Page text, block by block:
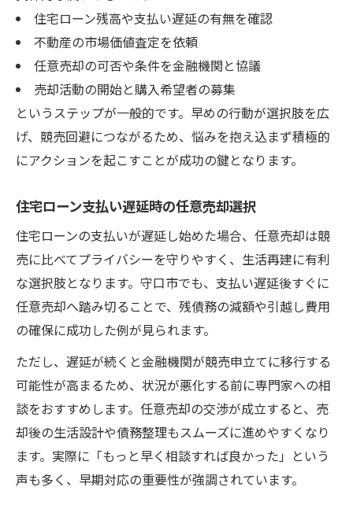
住宅ローン残高や支払い遅延の有無を確認
不動産の市場価値査定を依頼
任意売却の可否や条件を金融機関と協議
売却活動の開始と購入希望者の募集
というステップが一般的です。早めの行動が選択肢を広
げ、競売回避につながるため、悩みを抱え込まず積極的
にアクションを起こすことが成功の鍵となります。
住宅ローン支払い遅延時の任意売却選択
住宅ローンの支払いが遅延し始めた場合、任意売却は競
売に比べてプライバシーを守りやすく、生活再建に有利
な選択肢となります。守口市でも、支払い遅延後すぐに
任意売却へ踏み切ることで、残債務の減額や引越し費用
の確保に成功した例が見られます。
ただし、遅延が続くと金融機関が競売申立てに移行する
可能性が高まるため、状況が悪化する前に専門家への相
談をおすすめします。任意売却の交渉が成立すると、売
却後の生活設計や債務整理もスムーズに進めやすくなり
ます。実際に「もっと早く相談すれば良かった」という
声も多く、早期対応の重要性が強調されています。